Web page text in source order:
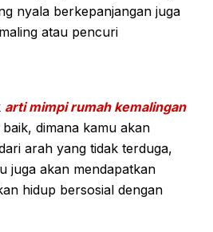
nyala berkepanjangan juga
atau pencuri
arti mimpi rumah kemalingan
dimana kamu akan
arah yang tidak terduga,
juga akan mendapatkan
hidup bersosial dengan